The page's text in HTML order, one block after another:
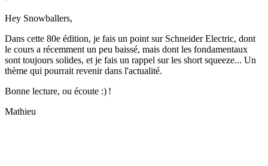
Hey Snowballers,
Dans cette 80e édition, je fais un point sur Schneider Electric, dont
le cours a récemment un peu baissé, mais dont les fondamentaux
sont toujours solides, et je fais un rappel sur les short squeeze... Un
thème qui pourrait revenir dans l'actualité.
Bonne lecture, ou écoute :) !
Mathieu